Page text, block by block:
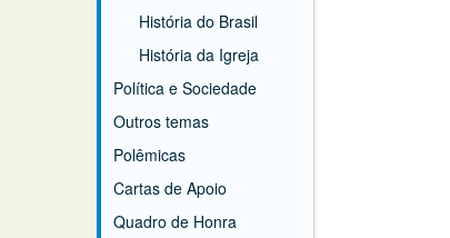
História do Brasil
História da Igreja
Política e Sociedade
Outros temas
Polêmicas
Cartas de Apoio
Quadro de Honra